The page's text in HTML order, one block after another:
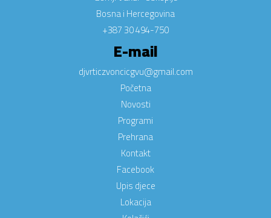
Bosna i Hercegovina
+387 30 494-750
E-mail
djvrticzvoncicgvu@gmail.com
Početna
Novosti
Programi
Prehrana
Kontakt
Facebook
Upis djece
Lokacija